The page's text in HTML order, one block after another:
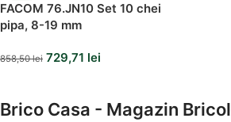
FACOM 76.JN10 Set 10 chei
pipa, 8-19 mm
858,50lei 729,71 lei
Brico Casa - Magazin